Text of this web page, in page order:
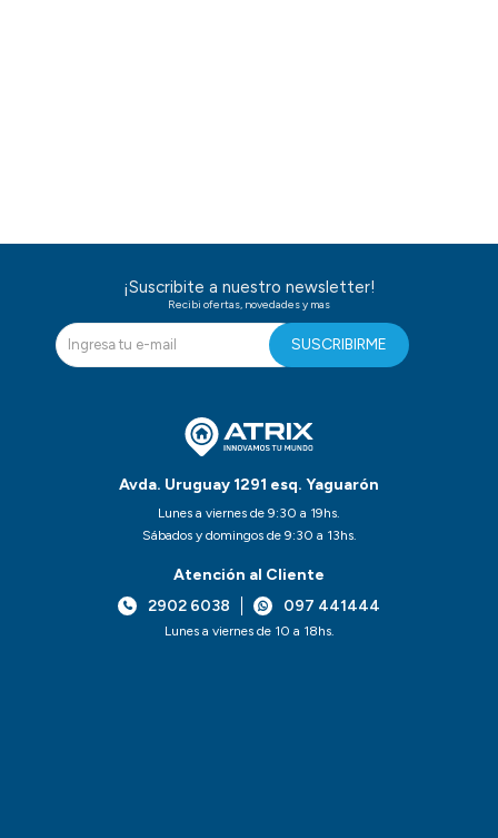
Avda. Uruguay 1291 esq. Yaguarón
Lunes a viernes de 9:30 a 19hs.
Sábados y domingos de 9:30 a 13hs.
Atención al Cliente
2902 6038
097 441444
Lunes a viernes de 10 a 18hs.
¡Suscribite a nuestro newsletter!
Recibi ofertas, novedades y mas
SUSCRIBIRME